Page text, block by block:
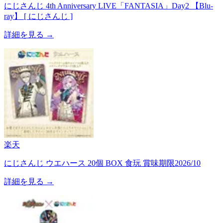
にじさんじ 4th Anniversary LIVE「FANTASIA」Day2 【Blu-
ray】 [ にじさんじ ]
詳細を見る →
楽天
にじさんじ ウエハース 20個 BOX 食玩 賞味期限2026/10
詳細を見る →